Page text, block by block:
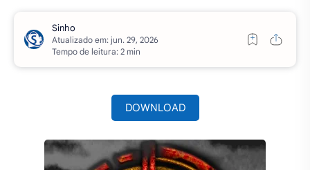
Atualizado em:
Tempo de leitura: 2 min
DOWNLOAD